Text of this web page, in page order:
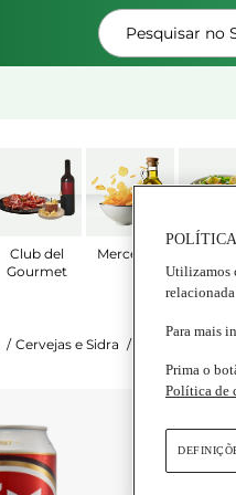
Pesquisar no
Club del
Gourmet
Mercearia
/ Cervejas e Sidra /
Lata|
Utilizamos
relacionada
Para mais
Prima o
Política de